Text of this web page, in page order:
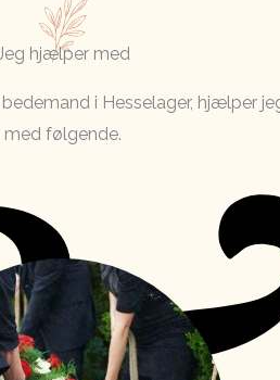
hjælper med
i Hesselager, hjælper
med følgende.